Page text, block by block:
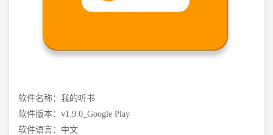
软件名称：我的听书
软件版本：v1.9.0_Google Play
软件语言：中文